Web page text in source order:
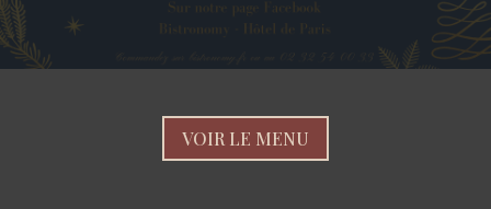
VOIR LE MENU